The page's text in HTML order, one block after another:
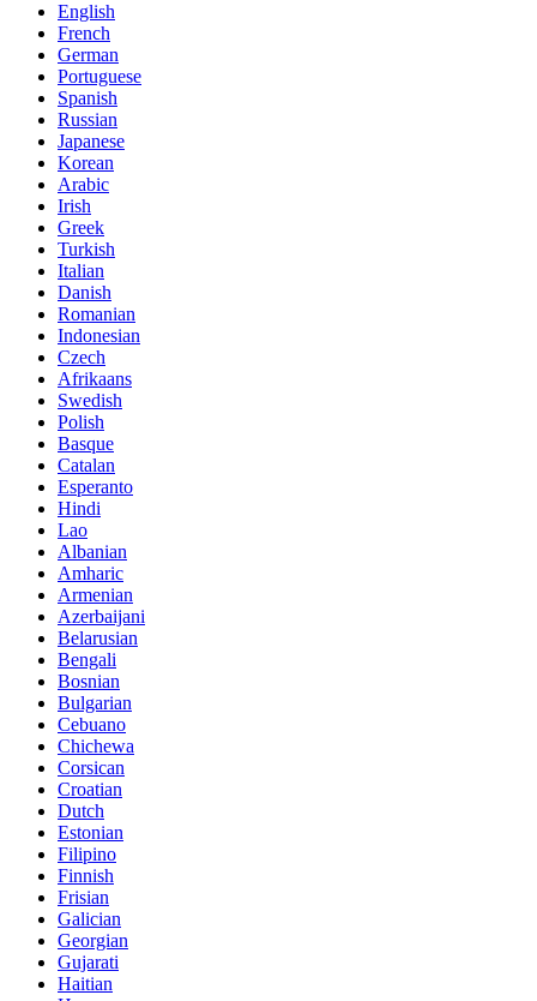
English
French
German
Portuguese
Spanish
Russian
Japanese
Korean
Arabic
Irish
Greek
Turkish
Italian
Danish
Romanian
Indonesian
Czech
Afrikaans
Swedish
Polish
Basque
Catalan
Esperanto
Hindi
Lao
Albanian
Amharic
Armenian
Azerbaijani
Belarusian
Bengali
Bosnian
Bulgarian
Cebuano
Chichewa
Corsican
Croatian
Dutch
Estonian
Filipino
Finnish
Frisian
Galician
Georgian
Gujarati
Haitian